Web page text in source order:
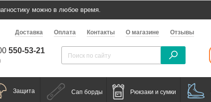
можно в любое время.
Доставка Оплата Контакты О магазине Отзывы
550-53-21
Защита Сап борды Рюкзаки и сумки